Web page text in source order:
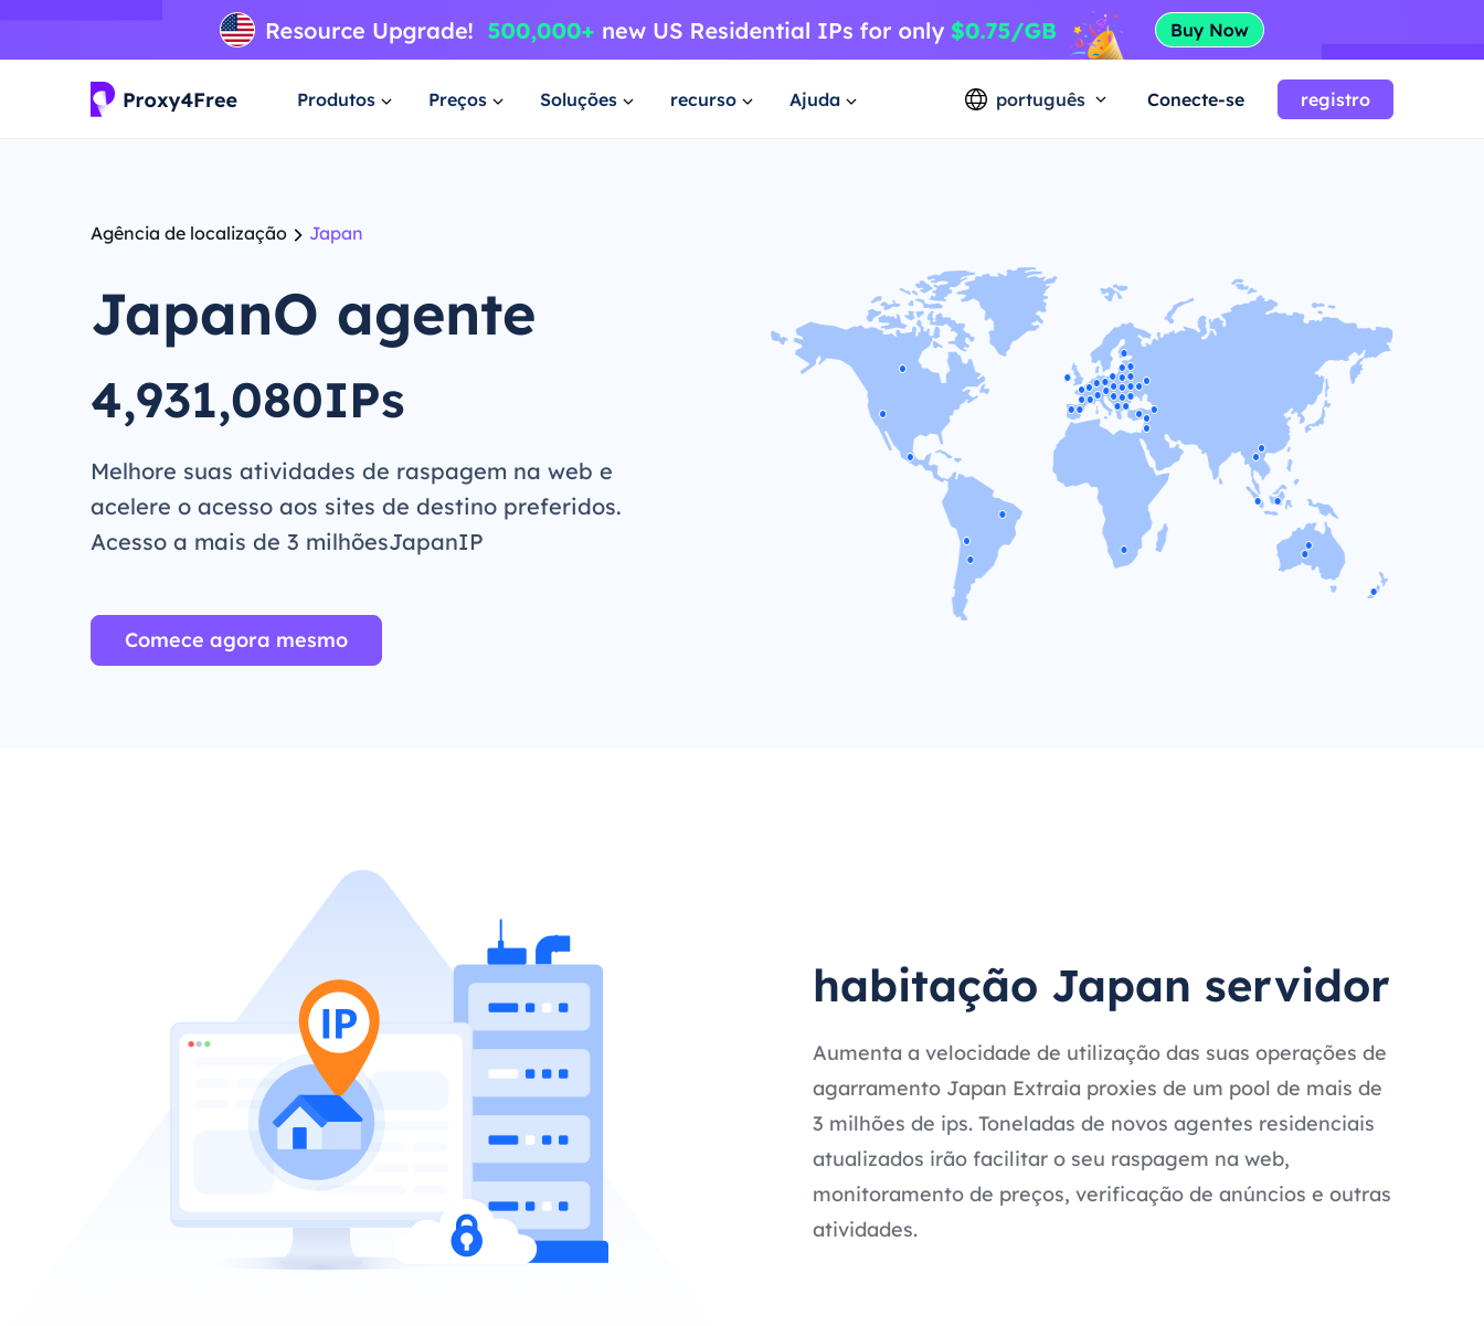
Produtos Preços Soluções recurso Ajuda português Conecte-se registro
Agência de localização Japan
JapanO agente
4,931,080IPs
Melhore suas atividades de raspagem na web e
acelere o acesso aos sites de destino preferidos.
Acesso a mais de 3 milhõesJapanIP
Comece agora mesmo
habitação Japan servidor
Aumenta a velocidade de utilização das suas operações de
agarramento Japan Extraia proxies de um pool de mais de
3 milhões de ips. Toneladas de novos agentes residenciais
atualizados irão facilitar o seu raspagem na web,
monitoramento de preços, verificação de anúncios e outras
atividades.